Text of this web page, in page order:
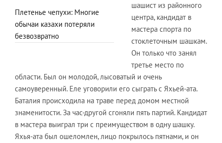
Плетенье чепухи: Многие
обычаи казахи потеряли
безвозвратно
шашист из районного
центра, кандидат в
мастера спорта по
стоклеточным шашкам.
Он только что занял
третье место по
области. Был он молодой, лысоватый и очень
самоуверенный. Еле уговорили его сыграть с Яхьей-ата.
Баталия происходила на траве перед домом местной
знаменитости. За час-другой сгоняли пять партий. Кандидат
в мастера выиграл три с преимуществом в одну шашку.
Яхья-ата был ошеломлен, лицо покрылось пятнами, и он